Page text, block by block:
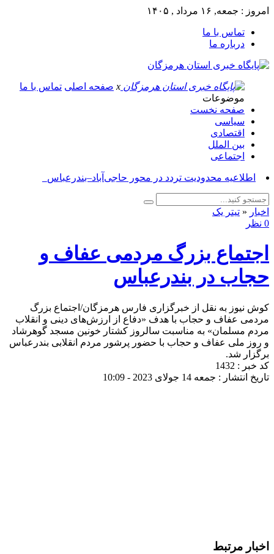
امروز : جمعه, ۱۶ مرداد , ۱۴۰۵
تماس با ما
درباره ما
x صفحه اصلی تماس با ما
موضوعات
صفحه نخست
سیاسی
اقتصادی
بین الملل
اجتماعی
آ_
اخبار « تیتر یک
0 نظر
اجتماع بزرگ مردمی عفاف و
حجاب در بندرعباس
کوش نیوز به نقل از خبرگزاری فارس هرمزگان/اجتماع بزرگ
مردمی عفاف و حجاب با هدف «دفاع از ارزش‌های دینی و انقلاب
مردم مسلمان» به مناسبت سالروز کشتار خونین مسجد گوهرشاد
و روز ملی عفاف و حجاب با حضور پرشور مردم انقلابی بندرعباس
برگزار شد.
کد خبر : 1432
تاریخ انتشار : جمعه 14 جولای 2023 - 10:09
اخبار مرتبط